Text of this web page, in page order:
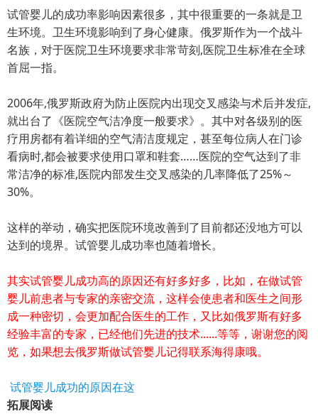
试管婴儿的成功率影响因素很多，其中很重要的一条就是卫
生环境。卫生环境影响到了身心健康。俄罗斯作为一个战斗
名族，对于医院卫生环境要求非常苛刻,医院卫生标准在全球
首屈一指。
2006年,俄罗斯政府为防止医院内出现交叉感染与术后并发症,
就出台了《医院空气洁净度一般要求》。其中对各级别的医
疗用房都有着详细的空气清洁度规定，甚至每位病人在门诊
看病时,都会被要求使用口罩和鞋套……医院的空气达到了非
常洁净的标准,医院内部发生交叉感染的几率降低了25%～
30%。
这样的举动，确实把医院环境改善到了目前都还没地方可以
达到的境界。试管婴儿成功率也随着增长。
其实试管婴儿成功高的原因还有好多好多，比如，在做试管
婴儿前患者与专家的亲密交流，这样会使患者和医生之间形
成一种密切，会更加配合医生的工作，又比如俄罗斯有好多
经验丰富的专家，已经他们先进的技术......等等，谢谢您的阅
览，如果想去俄罗斯做试管婴儿记得联系海得康哦。
试管婴儿成功的原因在这
拓展阅读